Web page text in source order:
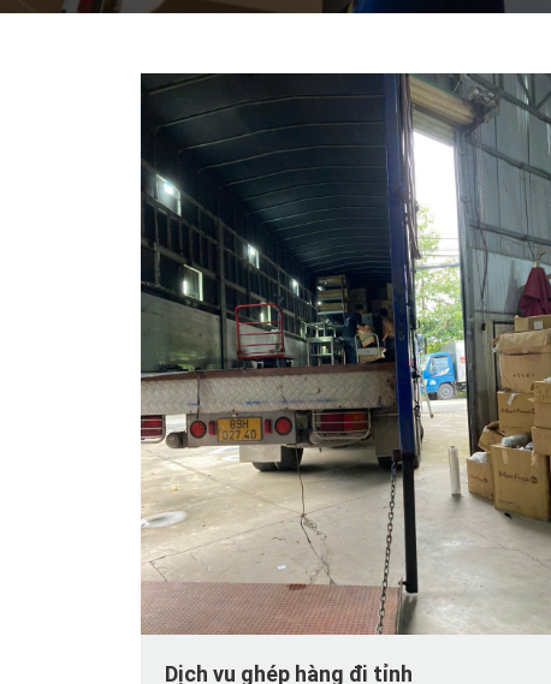
Dịch vụ ghép hàng đi tỉnh